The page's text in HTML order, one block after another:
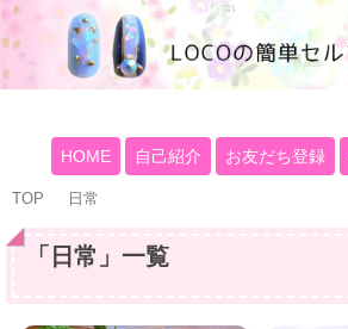
100均大好きママブログ
HOME 自己紹介 お友だち登録
TOP 日常
「 日常 」 一覧